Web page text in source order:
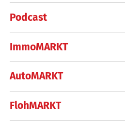
Podcast
ImmoMARKT
AutoMARKT
FlohMARKT